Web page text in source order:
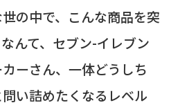
の中で、こんな商品を突
んて、セブン-イレブン
ーさん、一体どうしち
い詰めたくなるレベル